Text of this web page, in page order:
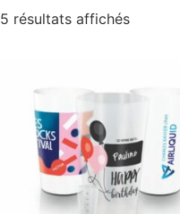
5 résultats affichés